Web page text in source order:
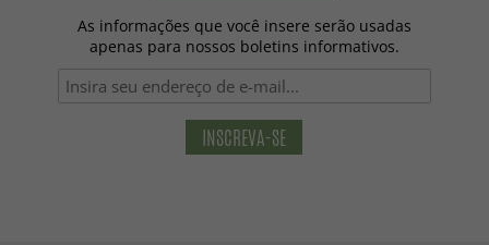
As informações que você insere serão usadas
apenas para nossos boletins informativos.
INSCREVA-SE